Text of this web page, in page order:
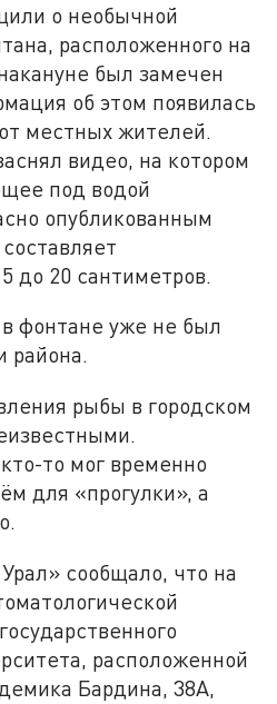
о необычной
расположенного на
был замечен
об этом появилась
местных жителей.
видео, на котором
под водой
опубликованным
до 20 сантиметров.
фонтане уже не был
района.
рыбы в городском
то мог временно
для «прогулки», а
сообщало, что на
расположенной
Бардина, 38А,